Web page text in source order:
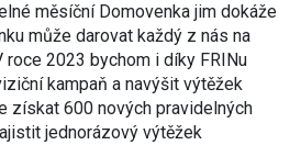
měsíční Domovenka jim dokáže
může darovat každý z nás na
roce 2023 bychom i díky FRINu
kampaň a navýšit výtěžek
získat 600 nových pravidelných
jednorázový výtěžek